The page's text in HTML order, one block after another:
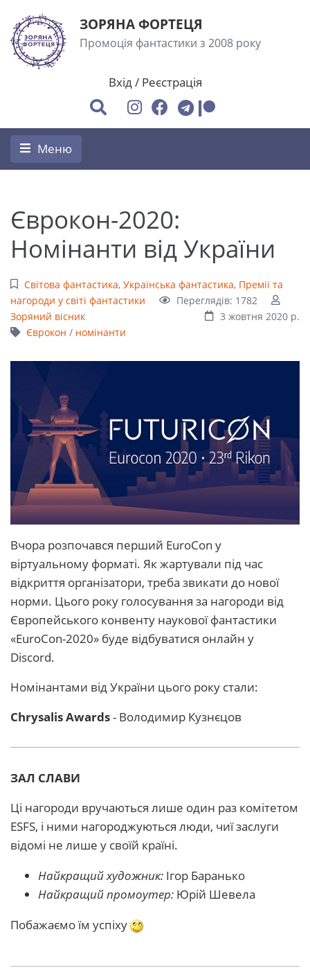
ЗОРЯНА ФОРТЕЦЯ
Промоція фантастики з 2008 року
Вхід/ Реєстрація
Меню
Єврокон-2020:
Номінанти від України
Світова фантастика, Українська фантастика, Премії та
нагороди у світі фантастики
Переглядів: 1782
Зоряний вісник
3 жовтня 2020 р.
Єврокон / номінанти
Вчора розпочався перший EuroCon у
віртуальному форматі. Як жартували під час
відкриття організатори, треба звикати до нової
норми. Цього року голосування за нагороди від
Європейського конвенту наукової фантастики
«EuroCon-2020» буде відбуватися онлайн у
Discord.
Номінантами від України цього року стали:
Chrysalis Awards- Володимир Кузнєцов
ЗАЛ СЛАВИ
Ці нагороди вручаються лише один раз комітетом
ESFS, і ними нагороджуються люди, чиї заслуги
відомі не лише у своїй країні.
Найкращий художник: Ігор Баранько
Найкращий промоутер: Юрій Шевела
Побажаємо їм успіху